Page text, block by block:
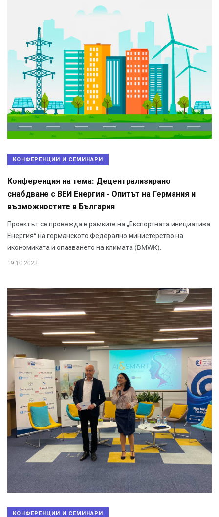
КОНФЕРЕНЦИИ И СЕМИНАРИ
Конференция на тема: Децентрализирано
снабдване с ВЕИ Енергия - Опитът на Германия и
възможностите в България
Проектът се провежда в рамките на „Експортната инициатива
Енергия“ на германското Федерално министерство на
икономиката и опазването на климата (BMWK).
19.10.2023
КОНФЕРЕНЦИИ И СЕМИНАРИ